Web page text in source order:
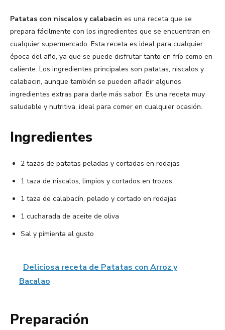
Patatas con niscalos y calabacin es una receta que se
prepara fácilmente con los ingredientes que se encuentran en
cualquier supermercado. Esta receta es ideal para cualquier
época del año, ya que se puede disfrutar tanto en frío como en
caliente. Los ingredientes principales son patatas, niscalos y
calabacin, aunque también se pueden añadir algunos
ingredientes extras para darle más sabor. Es una receta muy
saludable y nutritiva, ideal para comer en cualquier ocasión.
Ingredientes
2 tazas de patatas peladas y cortadas en rodajas
1 taza de niscalos, limpios y cortados en trozos
1 taza de calabacín, pelado y cortado en rodajas
1 cucharada de aceite de oliva
Sal y pimienta al gusto
Deliciosa receta de Patatas con Arroz y
Bacalao
Preparación